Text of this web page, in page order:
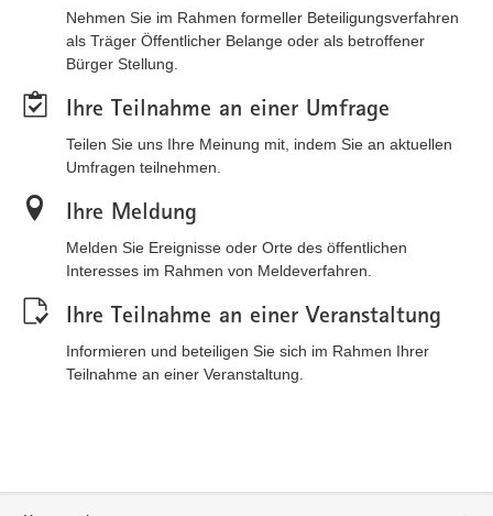
Nehmen Sie im Rahmen formeller Beteiligungsverfahren
als Träger Öffentlicher Belange oder als betroffener
Bürger Stellung.
Ihre Teilnahme an einer Umfrage
Teilen Sie uns Ihre Meinung mit, indem Sie an aktuellen
Umfragen teilnehmen.
Ihre Meldung
Melden Sie Ereignisse oder Orte des öffentlichen
Interesses im Rahmen von Meldeverfahren.
Ihre Teilnahme an einer Veranstaltung
Informieren und beteiligen Sie sich im Rahmen Ihrer
Teilnahme an einer Veranstaltung.